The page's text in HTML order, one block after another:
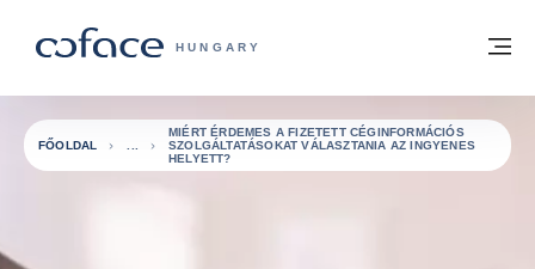
COFACE FOR TRADE - A COFACE
HUNGARY
Vissza a főoldalra
FŐOLDAL
MIÉRT ÉRDEMES A FIZETETT CÉGINFORMÁCIÓS
SZOLGÁLTATÁSOKAT VÁLASZTANIA AZ INGYENES
HELYETT?